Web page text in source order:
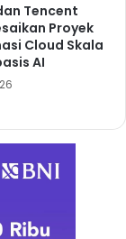
Tencent
Proyek
Cloud Skala
AI